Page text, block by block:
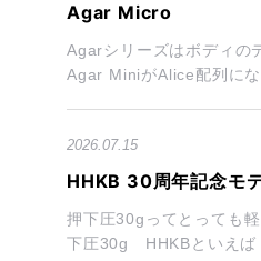
Agar Micro
Agarシリーズはボディの
Agar MiniがAlice配列にな
2026.07.15
HHKB 30周年記念モ
押下圧30gってとっても
下圧30g HHKBといえば